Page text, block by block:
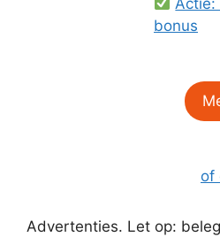
bonus
of
Advertenties. Let op: